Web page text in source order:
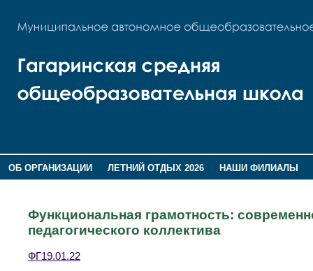
ОБ ОРГАНИЗАЦИИ ЛЕТНИЙ ОТДЫХ 2026
НАШИ ФИЛИАЛЫ
Функциональная грамотность:
педагогического коллектива
ФГ19.01.22